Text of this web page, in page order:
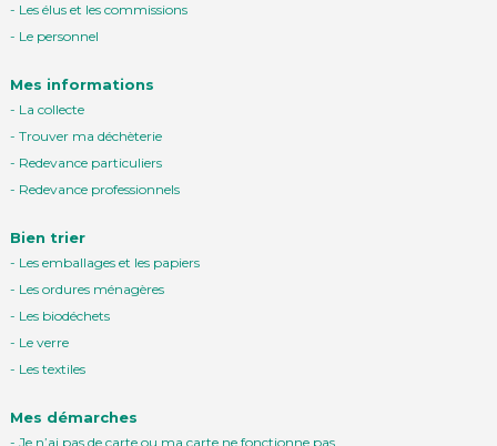
Les élus et les commissions
Le personnel
Mes informations
La collecte
Trouver ma déchèterie
Redevance particuliers
Redevance professionnels
Bien trier
Les emballages et les papiers
Les ordures ménagères
Les biodéchets
Le verre
Les textiles
Mes démarches
Je n’ai pas de carte ou ma carte ne fonctionne pas